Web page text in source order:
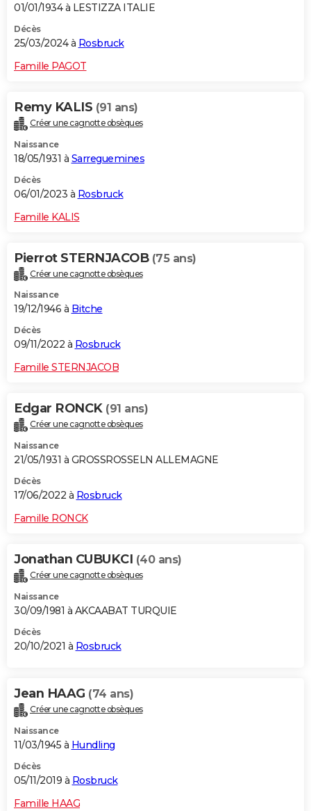
01/01/1934 à LESTIZZA ITALIE
Décès
25/03/2024 à Rosbruck
Famille PAGOT
Remy KALIS (91 ans)
Créer une cagnotte obsèques
Naissance
18/05/1931 à Sarreguemines
Décès
06/01/2023 à Rosbruck
Famille KALIS
Pierrot STERNJACOB (75 ans)
Créer une cagnotte obsèques
Naissance
19/12/1946 à Bitche
Décès
09/11/2022 à Rosbruck
Famille STERNJACOB
Edgar RONCK (91 ans)
Créer une cagnotte obsèques
Naissance
21/05/1931 à GROSSROSSELN ALLEMAGNE
Décès
17/06/2022 à Rosbruck
Famille RONCK
Jonathan CUBUKCI (40 ans)
Créer une cagnotte obsèques
Naissance
30/09/1981 à AKCAABAT TURQUIE
Décès
20/10/2021 à Rosbruck
Jean HAAG (74 ans)
Créer une cagnotte obsèques
Naissance
11/03/1945 à Hundling
Décès
05/11/2019 à Rosbruck
Famille HAAG